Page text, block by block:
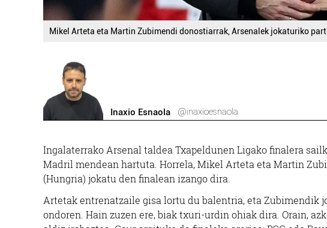
Mikel Arteta eta Martin Zubimendi donostiarrak, Arsenalek jokaturiko
Inaxio Esnaola @inaxioesnaola
Ingalaterrako Arsenal taldea Txapeldunen Ligako finalera
Madril mendean hartuta. Horrela, Mikel Arteta eta Martin
(Hungria) jokatu den finalean izango dira.
Artetak entrenatzaile gisa lortu du balentria, eta Zubimendik
ondoren. Hain zuzen ere, biak txuri-urdin ohiak dira. Orain,